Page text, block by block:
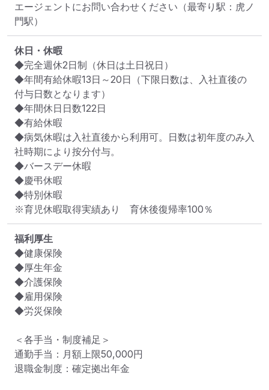
エージェントにお問い合わせください （最寄り駅：虎ノ
門駅）
休日・休暇
◆完全週休2日制（休日は土日祝日）
◆年間有給休暇13日～20日（下限日数は、入社直後の
付与日数となります）
◆年間休日日数122日
◆有給休暇
◆病気休暇は入社直後から利用可。日数は初年度のみ入
社時期により按分付与。
◆バースデー休暇
◆慶弔休暇
◆特別休暇
※育児休暇取得実績あり　育休後復帰率100％
福利厚生
◆健康保険
◆厚生年金
◆介護保険
◆雇用保険
◆労災保険
＜各手当・制度補足＞
通勤手当：月額上限50,000円
退職金制度：確定拠出年金